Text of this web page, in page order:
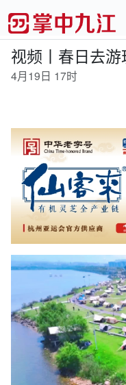
视频丨春日去
4月19日 17时